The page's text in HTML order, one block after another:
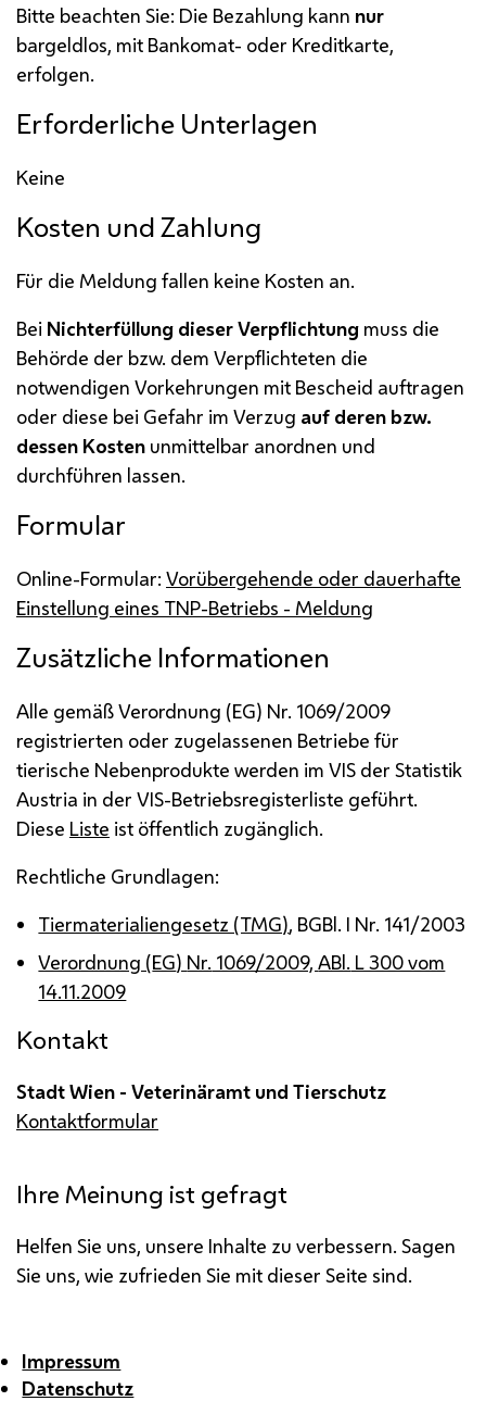
Bitte beachten Sie: Die Bezahlung kann nur
bargeldlos, mit Bankomat- oder Kreditkarte,
erfolgen.
Erforderliche Unterlagen
Keine
Kosten und Zahlung
Für die Meldung fallen keine Kosten an.
Bei Nichterfüllung dieser Verpflichtung muss die
Behörde der bzw. dem Verpflichteten die
notwendigen Vorkehrungen mit Bescheid auftragen
oder diese bei Gefahr im Verzug auf deren bzw.
dessen Kosten unmittelbar anordnen und
durchführen lassen.
Formular
Online-Formular: Vorübergehende oder dauerhafte
Einstellung eines TNP-Betriebs - Meldung
Zusätzliche Informationen
Alle gemäß Verordnung (EG) Nr. 1069/2009
registrierten oder zugelassenen Betriebe für
tierische Nebenprodukte werden im VIS der Statistik
Austria in der VIS-Betriebsregisterliste geführt.
Diese Liste ist öffentlich zugänglich.
Rechtliche Grundlagen:
Tiermaterialiengesetz (TMG), BGBl. I Nr. 141/2003
Verordnung (EG) Nr. 1069/2009,ABl. L 300 vom
14.11.2009
Kontakt
Stadt Wien - Veterinäramt und Tierschutz
Kontaktformular
Ihre Meinung ist gefragt
Helfen Sie uns, unsere Inhalte zu verbessern. Sagen
Sie uns, wie zufrieden Sie mit dieser Seite sind.
Impressum
Datenschutz